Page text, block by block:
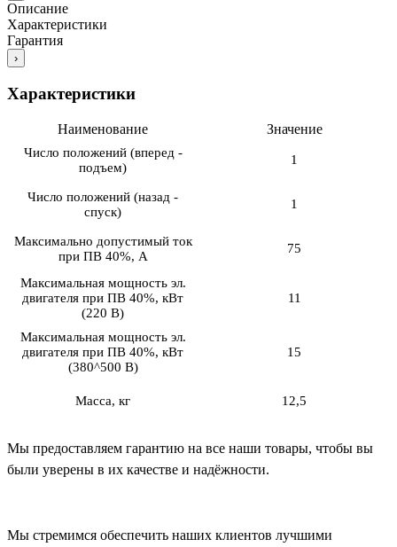
Описание
Характеристики
Гарантия
›
Характеристики
Наименование Значение
Число положений (вперед -
подъем)
1
Число положений (назад -
спуск)
1
Максимально допустимый ток
при ПВ 40%, А
75
Максимальная мощность эл.
двигателя при ПВ 40%, кВт
(220 В)
11
Максимальная мощность эл.
двигателя при ПВ 40%, кВт
(380^500 В)
15
Масса, кг 12,5
Мы предоставляем гарантию на все наши товары, чтобы вы
были уверены в их качестве и надёжности.
Мы стремимся обеспечить наших клиентов лучшими